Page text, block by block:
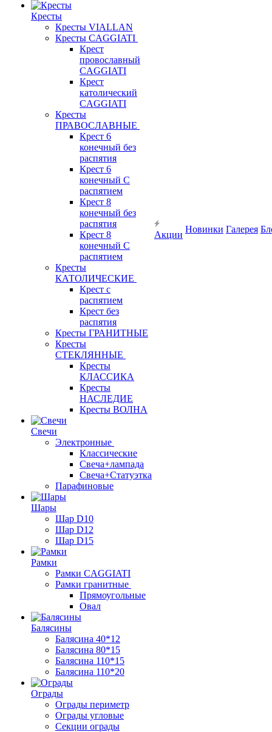
Кресты
Кресты VIALLAN
Кресты CAGGIATI
Крест
провославный
CAGGIATI
Крест
католический
CAGGIATI
Кресты
ПРАВОСЛАВНЫЕ
Крест 6
конечный без
распятия
Крест 6
конечный С
распятием
Крест 8
конечный без
распятия
Крест 8
конечный С
распятием
Кресты
КАТОЛИЧЕСКИЕ
Крест с
распятием
Крест без
распятия
Кресты ГРАНИТНЫЕ
Кресты
СТЕКЛЯННЫЕ
Кресты
КЛАССИКА
Кресты
НАСЛЕДИЕ
Кресты ВОЛНА
Свечи
Электронные
Классические
Свеча+лампада
Свеча+Статуэтка
Парафиновые
Шары
Шар D10
Шар D12
Шар D15
Рамки
Рамки CAGGIATI
Рамки гранитные
Прямоугольные
Овал
Балясины
Балясина 40*12
Балясина 80*15
Балясина 110*15
Балясина 110*20
Ограды
Ограды периметр
Ограды угловые
Секции ограды
Акции
Новинки Галерея